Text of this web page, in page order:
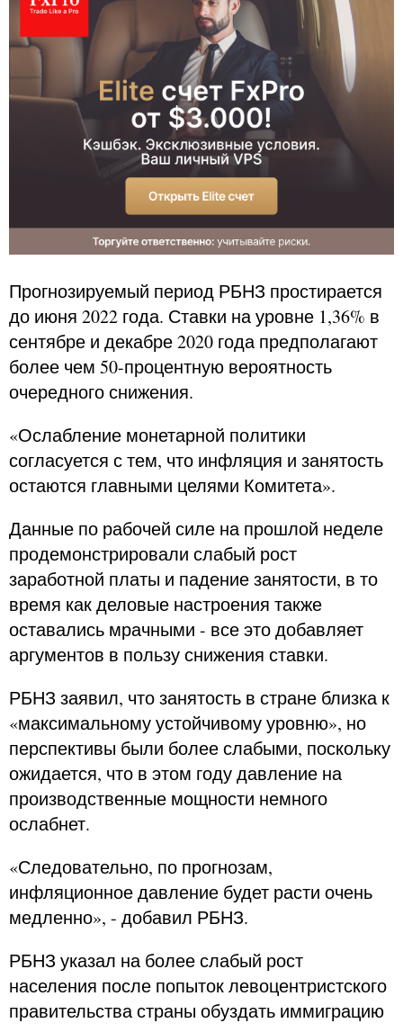
Прогнозируемый период РБНЗ простирается
до июня 2022 года. Ставки на уровне 1,36% в
сентябре и декабре 2020 года предполагают
более чем 50-процентную вероятность
очередного снижения.
«Ослабление монетарной политики
согласуется с тем, что инфляция и занятость
остаются главными целями Комитета».
Данные по рабочей силе на прошлой неделе
продемонстрировали слабый рост
заработной платы и падение занятости, в то
время как деловые настроения также
оставались мрачными - все это добавляет
аргументов в пользу снижения ставки.
РБНЗ заявил, что занятость в стране близка к
«максимальному устойчивому уровню», но
перспективы были более слабыми, поскольку
ожидается, что в этом году давление на
производственные мощности немного
ослабнет.
«Следовательно, по прогнозам,
инфляционное давление будет расти очень
медленно», - добавил РБНЗ.
РБНЗ указал на более слабый рост
населения после попыток левоцентристского
правительства страны обуздать иммиграцию